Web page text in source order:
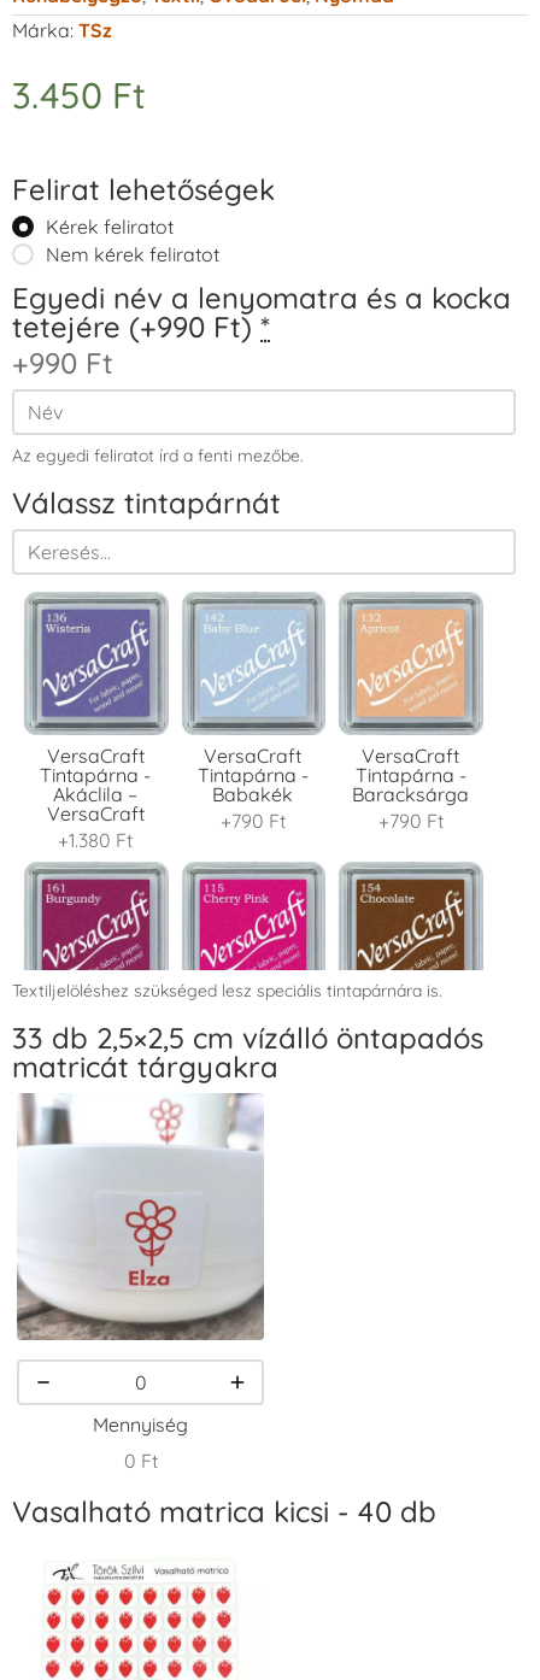
Márka: TSz
3.450 Ft
Felirat lehetőségek
Kérek feliratot
Nem kérek feliratot
Egyedi név a lenyomatra és a kocka
tetejére (+990 Ft) *
+990 Ft
Az egyedi feliratot írd a fenti mezőbe.
Válassz tintapárnát
VersaCraft
Tintapárna -
Akáclila –
VersaCraft
+1.380 Ft
VersaCraft
Tintapárna -
Babakék
+790 Ft
VersaCraft
Tintapárna -
Baracksárga
+790 Ft
VersaCraft
Tintapárna -
Bordó
+1.380 Ft
VersaCraft
Tintapárna -
Cseresznyeszín
+1.380 Ft
VersaCraft
Tintapárna -
VersaCraft
Tintapárna -
Erdőzöld
+790 Ft
VersaCraft
Tintapárna -
Fekete
+1.380 Ft
VersaCraft
Gránátalma
+790 Ft
VersaCraft
Homokbarna
+1.380 Ft
VersaCraft
Textiljelöléshez szükséged lesz speciális tintapárnára is.
33 db 2,5×2,5 cm vízálló öntapadós
matricát tárgyakra
Mennyiség
0 Ft
Vasalható matrica kicsi - 40 db